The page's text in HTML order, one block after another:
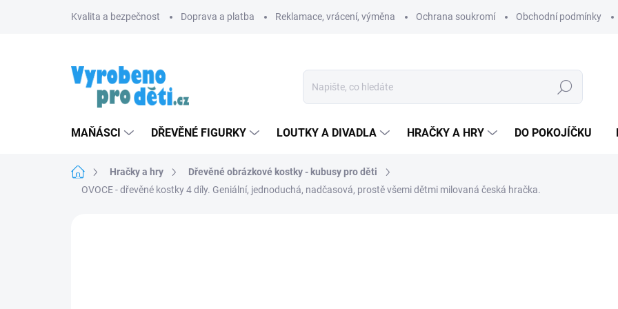
Kvalita a bezpečnost Doprava a platba Reklamace, vrácení, výměna Ochrana soukromí Obchodní podmínky
Hledat
MAŇÁSCI DŘEVĚNÉ FIGURKY LOUTKY A DIVADLA HRAČKY A HRY DO POKOJÍČKU
Domů Hračky a hry
Dřevěné obrázkové kostky - kubusy pro děti
OVOCE - dřevěné kostky 4 díly. Geniální, jednoduchá, nadčasová, prostě všemi dětmi milovaná česká hračka.